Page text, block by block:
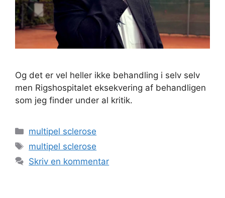
Og det er vel heller ikke behandling i selv selv
men Rigshospitalet eksekvering af behandligen
som jeg finder under al kritik.
Kategorier
multipel sclerose
Tags
multipel sclerose
Skriv en kommentar